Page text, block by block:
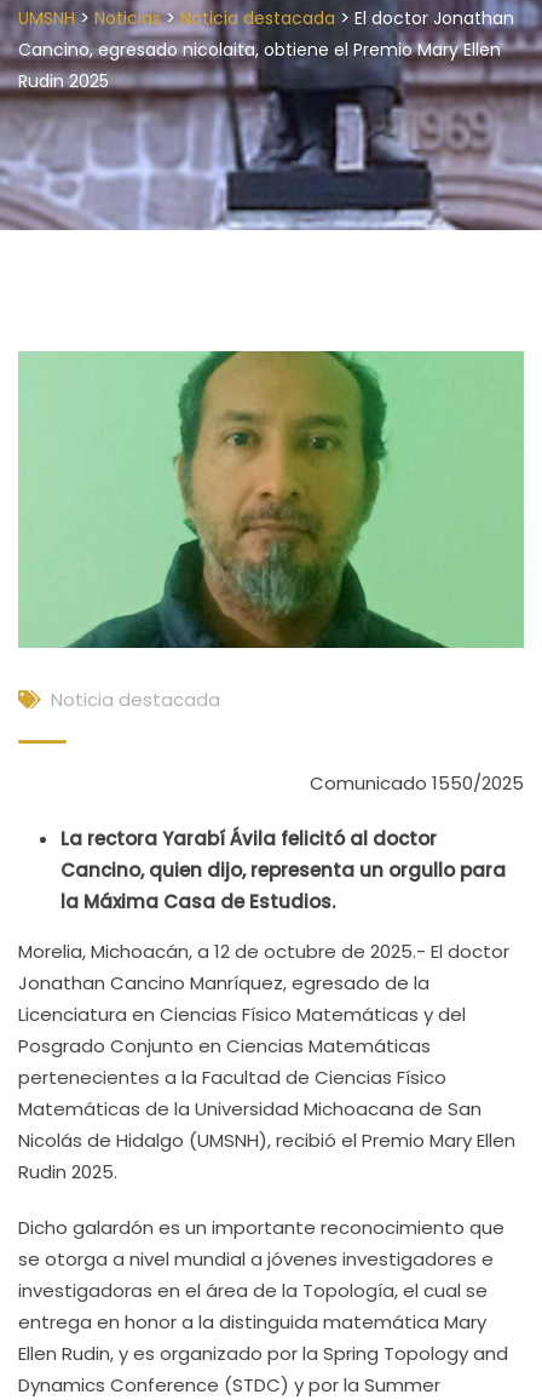
UMSNH> Noticias>Noticia destacada > El doctor Jonathan
Cancino, egresado nicolaita, obtiene el Premio Mary Ellen
Rudin 2025
Noticia destacada
Comunicado 1550/2025
La rectora Yarabí Ávila felicitó al doctor
Cancino, quien dijo, representa un orgullo para
la Máxima Casa de Estudios.
Morelia, Michoacán, a 12 de octubre de 2025.- El doctor
Jonathan Cancino Manríquez, egresado de la
Licenciatura en Ciencias Físico Matemáticas y del
Posgrado Conjunto en Ciencias Matemáticas
pertenecientes a la Facultad de Ciencias Físico
Matemáticas de la Universidad Michoacana de San
Nicolás de Hidalgo (UMSNH), recibió el Premio Mary Ellen
Rudin 2025.
Dicho galardón es un importante reconocimiento que
se otorga a nivel mundial a jóvenes investigadores e
investigadoras en el área de la Topología, el cual se
entrega en honor a la distinguida matemática Mary
Ellen Rudin, y es organizado por la Spring Topology and
Dynamics Conference (STDC) y por la Summer